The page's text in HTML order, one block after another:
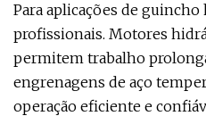
Para aplicações de
profissionais. Motores
permitem trabalho
engrenagens de aço
operação eficiente e